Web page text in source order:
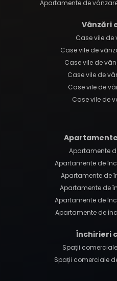
Apartamente de
Vânzări
Case vile de
Case vile de
Case vile de
Case vile de
Case vile de
Case vile de
Apartamente
Apartamente de
Apartamente de
Apartamente de
Apartamente de
Apartamente de
Închirieri
Spații
Spații comerciale